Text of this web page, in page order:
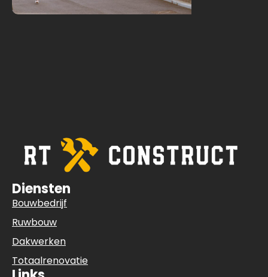
Diensten
Bouwbedrijf
Ruwbouw
Dakwerken
Totaalrenovatie